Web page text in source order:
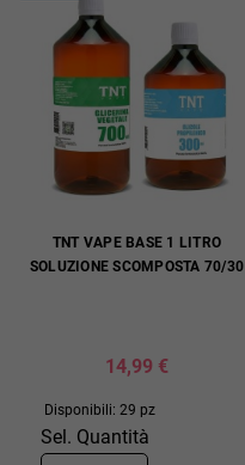
TNT VAPE BASE 1 LITRO
SOLUZIONE SCOMPOSTA 70/30
14,99 €
Disponibili: 29 pz
Sel. Quantità